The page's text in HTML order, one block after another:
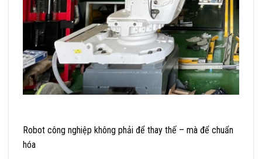
Robot công nghiệp không phải để thay thế – mà để chuẩn
hóa